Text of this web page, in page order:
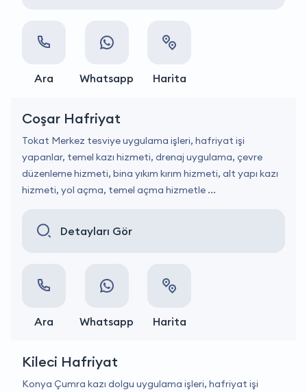
Ara Whatsapp Harita
Coşar Hafriyat
Tokat Merkez tesviye uygulama işleri, hafriyat işi
yapanlar, temel kazı hizmeti, drenaj uygulama, çevre
düzenleme hizmeti, bina yıkım kırım hizmeti, alt yapı kazı
hizmeti, yol açma, temel açma hizmetle ...
Detayları Gör
Ara Whatsapp Harita
Kileci Hafriyat
Konya Çumra kazı dolgu uygulama işleri, hafriyat işi